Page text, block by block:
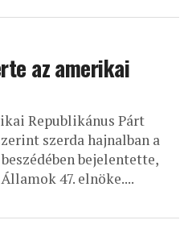
az amerikai
Republikánus Párt
szerda hajnalban a
bejelentette,
47. elnöke....